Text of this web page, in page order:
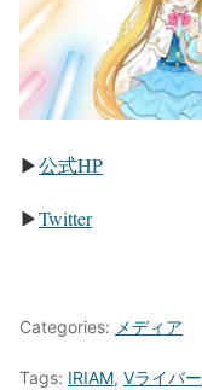
▶公式HP
▶Twitter
Categories: メディア
Tags: IRIAM, Vライバー